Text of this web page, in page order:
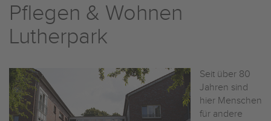
Pflegen & Wohnen
Lutherpark
Seit über 80
Jahren sind
hier Menschen
für andere